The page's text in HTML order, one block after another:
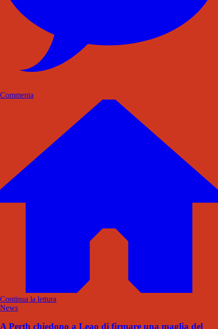
Commenta
Continua la lettura
News
A Perth chiedono a Leao di firmare una maglia del